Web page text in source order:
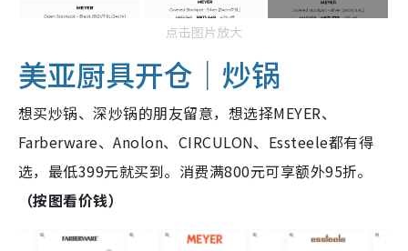
点击图片放大
美亚厨具开仓｜炒锅
想买炒锅、深炒锅的朋友留意，想选择MEYER、
Farberware、Anolon、CIRCULON、Essteele都有得
选，最低399元就买到。消费满800元可享额外95折。
（按图看价钱）